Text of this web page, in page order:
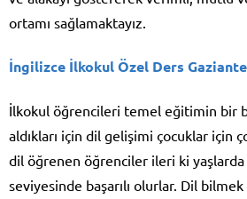
ortamı sağlamaktayız.
İngilizce İlkokul Özel Ders
İlkokul öğrencileri temel eğitimin bir
aldıkları için dil gelişimi çocuklar için
dil öğrenen öğrenciler ileri ki
seviyesinde başarılı olurlar. Dil